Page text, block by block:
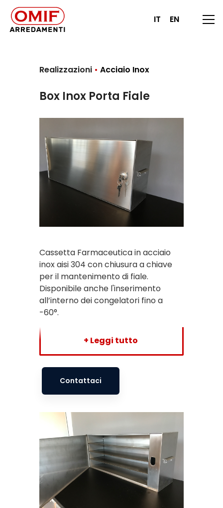
IT EN
Realizzazioni • Acciaio Inox
Box Inox Porta Fiale
Cassetta Farmaceutica in acciaio
inox aisi 304 con chiusura a chiave
per il mantenimento di fiale.
Disponibile anche l'inserimento
all’interno dei congelatori fino a
-60°.
Contattaci